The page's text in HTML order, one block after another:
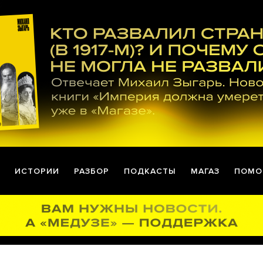
ИСТОРИИ РАЗБОР ПОДКАСТЫ МАГАЗ